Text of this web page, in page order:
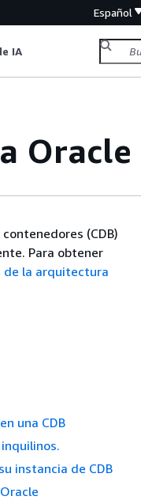
Español
IA
Oracle
(CDB)
Para obtener
de la arquitectura
una CDB
instancia de CDB